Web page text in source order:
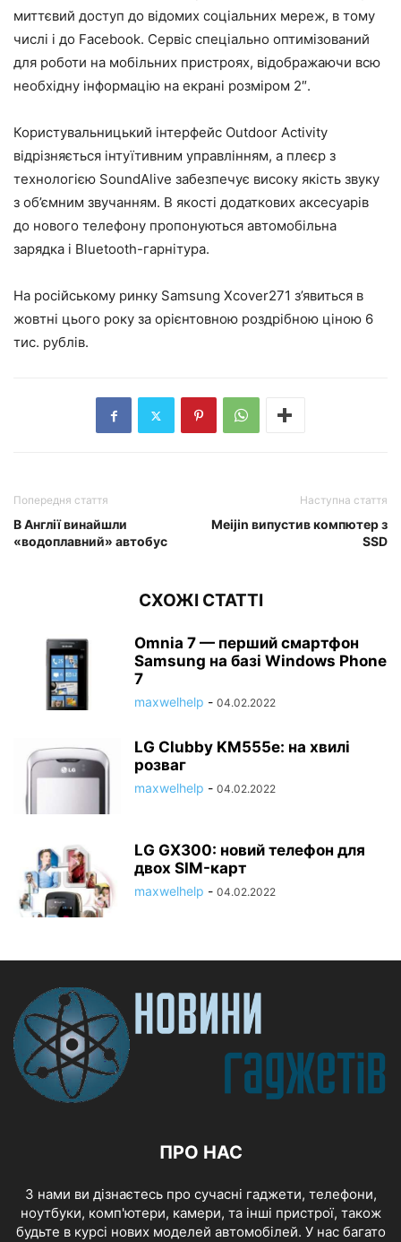
миттєвий доступ до відомих соціальних мереж, в тому
числі і до Facebook. Сервіс спеціально оптимізований
для роботи на мобільних пристроях, відображаючи всю
необхідну інформацію на екрані розміром 2″.
Користувальницький інтерфейс Outdoor Activity
відрізняється інтуїтивним управлінням, а плеєр з
технологією SoundAlive забезпечує високу якість звуку
з об’ємним звучанням. В якості додаткових аксесуарів
до нового телефону пропонуються автомобільна
зарядка і Bluetooth-гарнітура.
На російському ринку Samsung Xcover271 з’явиться в
жовтні цього року за орієнтовною роздрібною ціною 6
тис. рублів.
Попередня стаття
В Англії винайшли
«водоплавний» автобус
Наступна стаття
Meijin випустив компютер з
SSD
СХОЖІ СТАТТІ
Omnia 7 — перший смартфон
Samsung на базі Windows Phone
7
maxwelhelp - 04.02.2022
LG Clubby KM555e: на хвилі
розваг
maxwelhelp - 04.02.2022
LG GX300: новий телефон для
двох SIM-карт
maxwelhelp - 04.02.2022
ПРО НАС
З нами ви дізнаєтесь про сучасні гаджети, телефони,
ноутбуки, комп'ютери, камери, та інші пристрої, також
будьте в курсі нових моделей автомобілей. У нас багато